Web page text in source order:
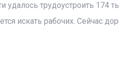
трудоустроить 174
искать рабочих. Сейчас